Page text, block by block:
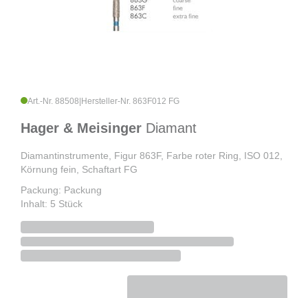
Art.-Nr. 88508 Hersteller-Nr. 863F012 FG
Hager & Meisinger Diamant
Diamantinstrumente, Figur 863F, Farbe roter Ring, ISO 012,
Körnung fein, Schaftart FG
Packung: Packung
Inhalt: 5 Stück